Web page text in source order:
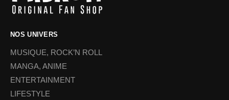
NOS UNIVERS
MUSIQUE, ROCK’N ROLL
MANGA, ANIME
ENTERTAINMENT
LIFESTYLE